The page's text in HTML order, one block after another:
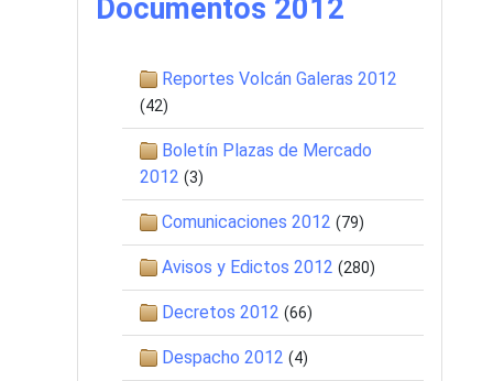
Documentos 2012
Reportes Volcán Galeras 2012
(42)
Boletín Plazas de Mercado
2012 (3)
Comunicaciones 2012 (79)
Avisos y Edictos 2012 (280)
Decretos 2012 (66)
Despacho 2012 (4)